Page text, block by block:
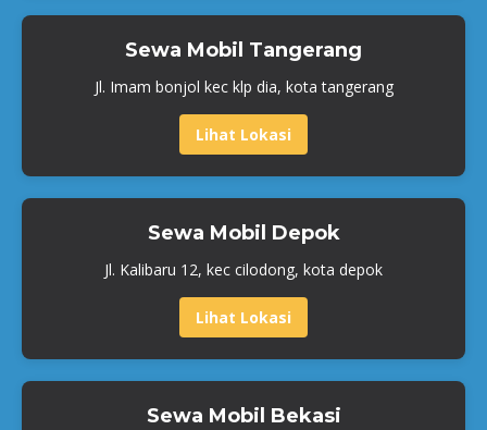
Sewa Mobil Tangerang
Jl. Imam bonjol kec klp dia, kota tangerang
Lihat Lokasi
Sewa Mobil Depok
Jl. Kalibaru 12, kec cilodong, kota depok
Lihat Lokasi
Sewa Mobil Bekasi